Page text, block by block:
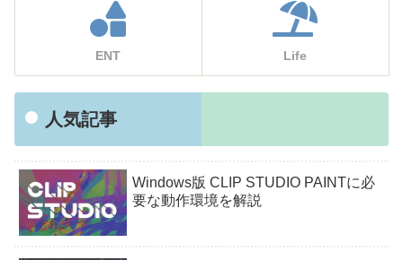
ENT Life
人気記事
Windows版 CLIP STUDIO PAINTに必
要な動作環境を解説